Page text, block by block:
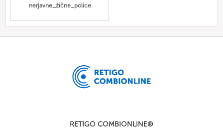
nerjavne_žične_police
RETIGO COMBIONLINE®